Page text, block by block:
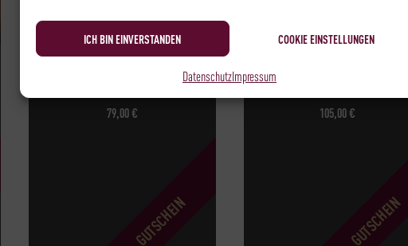
ICH BIN EINVERSTANDEN COOKIE EINSTELLUNGEN
DatenschutzImpressum
SEMINAR-WEIN-
79,00€ 105,00€